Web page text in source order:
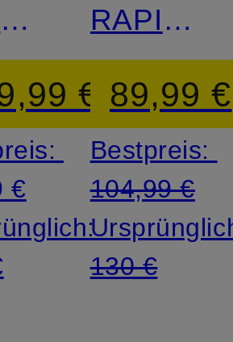
€
€
ADV 2
89,99 €
Bestpreis:
104,99 €
130 €